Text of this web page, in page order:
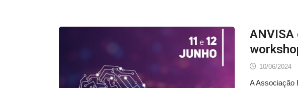
ANVISA
10/06/2024
A Associação